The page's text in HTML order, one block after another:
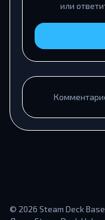
или
© 2026 Steam Deck